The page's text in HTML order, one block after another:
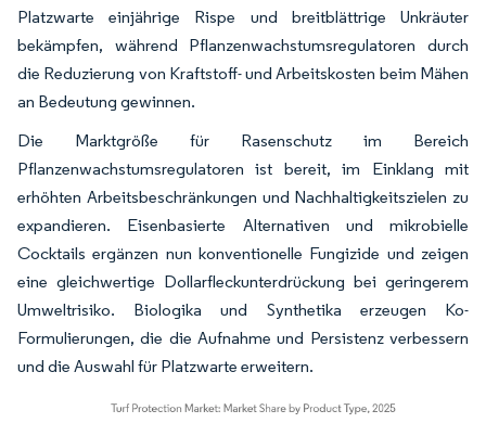
Platzwarte einjährige Rispe und breitblättrige Unkräuter
bekämpfen, während Pflanzenwachstumsregulatoren durch
die Reduzierung von Kraftstoff- und Arbeitskosten beim Mähen
an Bedeutung gewinnen.
Die Marktgröße für Rasenschutz im Bereich
Pflanzenwachstumsregulatoren ist bereit, im Einklang mit
erhöhten Arbeitsbeschränkungen und Nachhaltigkeitszielen zu
expandieren. Eisenbasierte Alternativen und mikrobielle
Cocktails ergänzen nun konventionelle Fungizide und zeigen
eine gleichwertige Dollarfleckunterdrückung bei geringerem
Umweltrisiko. Biologika und Synthetika erzeugen Ko-
Formulierungen, die die Aufnahme und Persistenz verbessern
und die Auswahl für Platzwarte erweitern.